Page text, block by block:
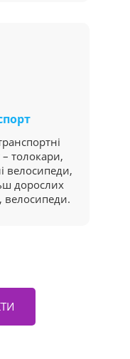
толокари,
велосипеди,
дорослих
велосипеди.